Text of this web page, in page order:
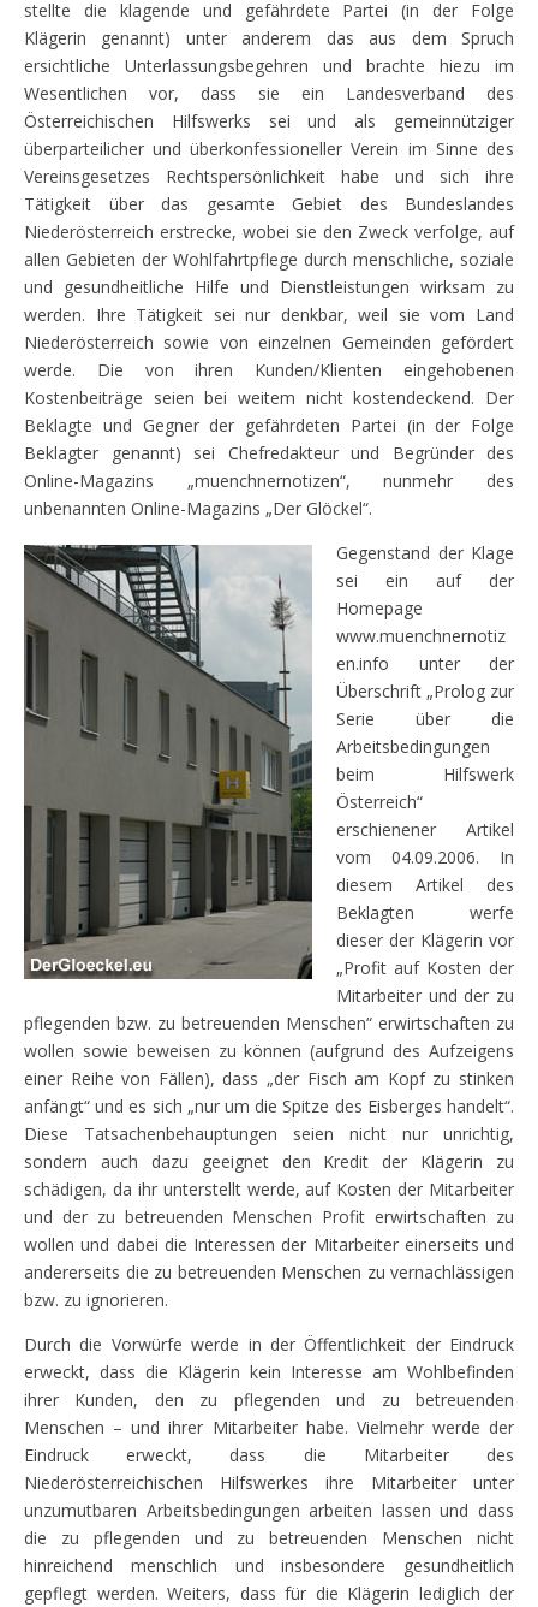
stellte die klagende und gefährdete Partei (in der Folge
Klägerin genannt) unter anderem das aus dem Spruch
ersichtliche Unterlassungsbegehren und brachte hiezu im
Wesentlichen vor, dass sie ein Landesverband des
Österreichischen Hilfswerks sei und als gemeinnütziger
überparteilicher und überkonfessioneller Verein im Sinne des
Vereinsgesetzes Rechtspersönlichkeit habe und sich ihre
Tätigkeit über das gesamte Gebiet des Bundeslandes
Niederösterreich erstrecke, wobei sie den Zweck verfolge, auf
allen Gebieten der Wohlfahrtpflege durch menschliche, soziale
und gesundheitliche Hilfe und Dienstleistungen wirksam zu
werden. Ihre Tätigkeit sei nur denkbar, weil sie vom Land
Niederösterreich sowie von einzelnen Gemeinden gefördert
werde. Die von ihren Kunden/Klienten eingehobenen
Kostenbeiträge seien bei weitem nicht kostendeckend. Der
Beklagte und Gegner der gefährdeten Partei (in der Folge
Beklagter genannt) sei Chefredakteur und Begründer des
Online-Magazins „muenchnernotizen“, nunmehr des
unbenannten Online-Magazins „Der Glöckel“.
Gegenstand der Klage
sei ein auf der
Homepage
www.muenchnernotiz
en.info unter der
Überschrift „Prolog zur
Serie über die
Arbeitsbedingungen
beim Hilfswerk
Österreich“
erschienener Artikel
vom 04.09.2006. In
diesem Artikel des
Beklagten werfe
dieser der Klägerin vor
„Profit auf Kosten der
Mitarbeiter und der zu
pflegenden bzw. zu betreuenden Menschen“ erwirtschaften zu
wollen sowie beweisen zu können (aufgrund des Aufzeigens
einer Reihe von Fällen), dass „der Fisch am Kopf zu stinken
anfängt“ und es sich „nur um die Spitze des Eisberges handelt“.
Diese Tatsachenbehauptungen seien nicht nur unrichtig,
sondern auch dazu geeignet den Kredit der Klägerin zu
schädigen, da ihr unterstellt werde, auf Kosten der Mitarbeiter
und der zu betreuenden Menschen Profit erwirtschaften zu
wollen und dabei die Interessen der Mitarbeiter einerseits und
andererseits die zu betreuenden Menschen zu vernachlässigen
bzw. zu ignorieren.
Durch die Vorwürfe werde in der Öffentlichkeit der Eindruck
erweckt, dass die Klägerin kein Interesse am Wohlbefinden
ihrer Kunden, den zu pflegenden und zu betreuenden
Menschen – und ihrer Mitarbeiter habe. Vielmehr werde der
Eindruck erweckt, dass die Mitarbeiter des
Niederösterreichischen Hilfswerkes ihre Mitarbeiter unter
unzumutbaren Arbeitsbedingungen arbeiten lassen und dass
die zu pflegenden und zu betreuenden Menschen nicht
hinreichend menschlich und insbesondere gesundheitlich
gepflegt werden. Weiters, dass für die Klägerin lediglich der